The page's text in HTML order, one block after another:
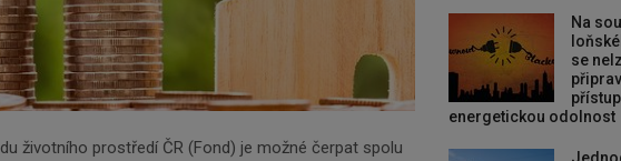
životního prostředí ČR (Fond) je možné čerpat spolu
Na
se
energetickou odolnost
Newsletter
Zadejte váš email a my Vám budeme zasílat ty
nejdůležitější informace, maximálně 1x týdně.